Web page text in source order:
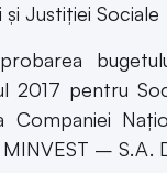
Justiţiei Sociale
2017 pentru
MINVEST – S.A.